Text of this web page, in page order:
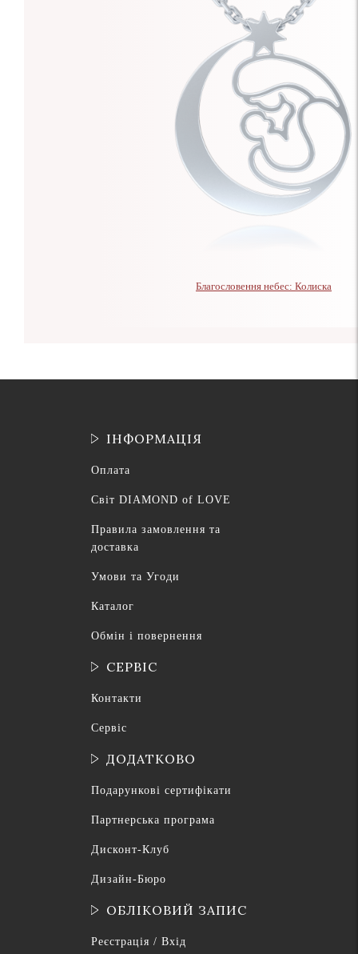
Благословення небес: Колиска
ІНФОРМАЦІЯ
Оплата
Світ DIAMOND of LOVE
Правила замовлення та
доставка
Умови та Угоди
Каталог
Обмін і повернення
СЕРВІС
Контакти
Сервіс
ДОДАТКОВО
Подарункові сертифікати
Партнерська програма
Дисконт-Клуб
Дизайн-Бюро
ОБЛІКОВИЙ ЗАПИС
Реєстрація / Вхід